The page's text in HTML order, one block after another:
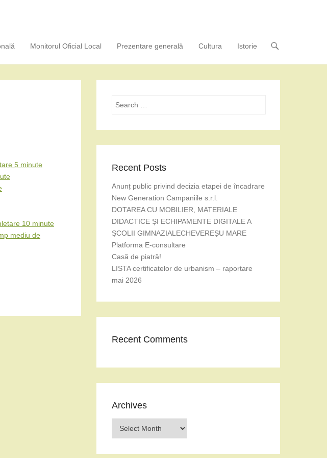
Monitorul Oficial Local Prezentare generală Cultura Istorie
5 minute
10 minute
mediu de
Search
Recent Posts
Anunț public privind decizia etapei de încadrare
New Generation Campaniile s.r.l.
DOTAREA CU MOBILIER, MATERIALE
DIDACTICE ȘI ECHIPAMENTE DIGITALE A
ȘCOLII GIMNAZIALECHEVEREȘU MARE
Platforma E-consultare
Casă de piatră!
LISTA certificatelor de urbanism – raportare
mai 2026
Recent Comments
Archives